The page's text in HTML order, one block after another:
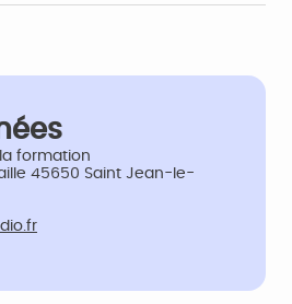
formation
45650 Saint Jean-le-